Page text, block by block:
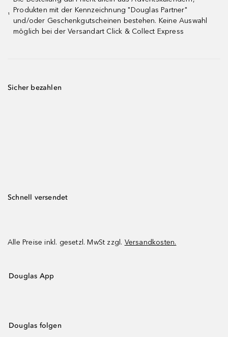
¹
Produkten mit der Kennzeichnung "Douglas Partner"
und/oder Geschenkgutscheinen bestehen. Keine Auswahl
möglich bei der Versandart Click & Collect Express
Sicher bezahlen
Schnell versendet
Alle Preise inkl. gesetzl. MwSt zzgl. Versandkosten.
Douglas App
Douglas folgen